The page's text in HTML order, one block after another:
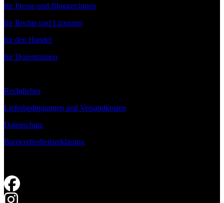
für Presse und Blogger:innen
für Rechte und Lizenzen
für den Handel
für Dozent:innen
Rechtliches
Lieferbedingungen und Versandkosten
Datenschutz
Barrierefreiheitserklärung